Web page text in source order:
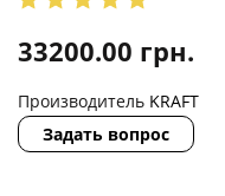
33200.00 грн.
Производитель KRAFT
Задать вопрос